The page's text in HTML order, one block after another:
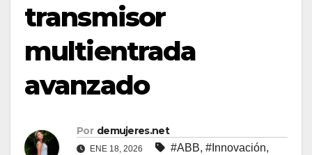
transmisor
multientrada
avanzado
Por demujeres.net
ENE 18, 2026 #ABB, #Innovación,